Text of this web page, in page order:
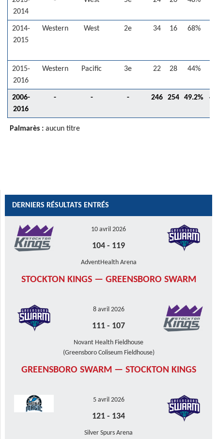
2014
2014-
2015
Western West 2e 34 16 68%
2015-
2016
Western Pacific 3e 22 28 44%
2006-
2016
- - - 246 254 49.2% 4
Palmarès : aucun titre
DERNIERS RÉSULTATS ENTRÉS
10 avril 2026
104 - 119
AdventHealth Arena
STOCKTON KINGS — GREENSBORO SWARM
8 avril 2026
111 - 107
Novant Health Fieldhouse
(Greensboro Coliseum Fieldhouse)
GREENSBORO SWARM — STOCKTON KINGS
5 avril 2026
121 - 134
Silver Spurs Arena